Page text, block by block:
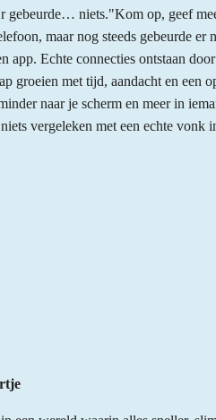
gebeurde… niets."Kom op, geef
maar nog steeds gebeurde
app. Echte connecties ontstaan
groeien met tijd, aandacht en een
naar je scherm en meer in
vergeleken met een echte vonk